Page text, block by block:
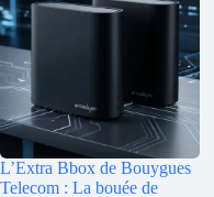
L’Extra Bbox de Bouygues
Telecom : La bouée de